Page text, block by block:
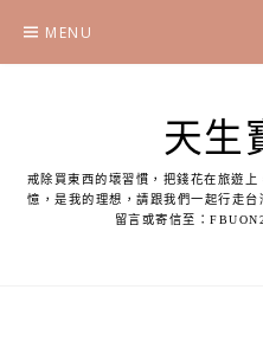
content
MENU
天生
戒除買東西的壞習慣，把錢花在旅遊
憶，是我的理想，請跟我們一起行走
留言或寄信至：